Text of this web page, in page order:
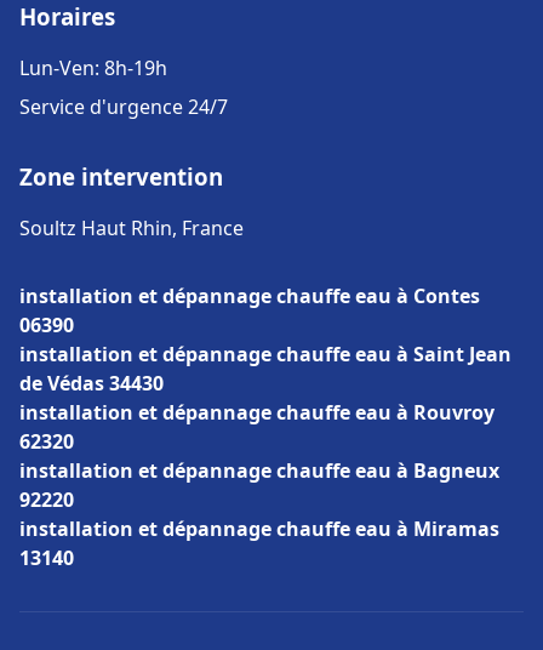
Horaires
Lun-Ven: 8h-19h
Service d'urgence 24/7
Zone intervention
Soultz Haut Rhin, France
installation et dépannage chauffe eau à Contes
06390
installation et dépannage chauffe eau à Saint Jean
de Védas 34430
installation et dépannage chauffe eau à Rouvroy
62320
installation et dépannage chauffe eau à Bagneux
92220
installation et dépannage chauffe eau à Miramas
13140